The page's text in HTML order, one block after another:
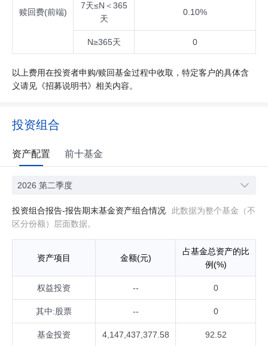
赎回费(前端)
7天≤N＜365
天
0.10%
N≥365天 0
以上费用在投资者申购/赎回基金过程中收取，特定客户的具体含
义请见《招募说明书》相关内容。
投资组合
资产配置 前十基金
2026 第二季度
投资组合报告-报告期末基金资产组合情况
此数据为整个基金（不
区分份额）层面数据。
资产项目 金额(元)
占基金总资产的比
例(%)
权益投资 -- 0
其中:股票 -- 0
基金投资 4,147,437,377.58 92.52